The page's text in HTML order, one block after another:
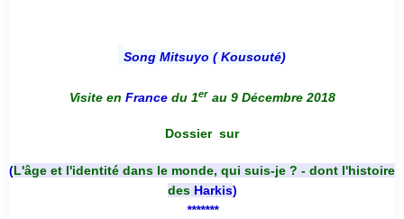
Song Mitsuyo ( Kousouté)
Visite en France du 1er au 9 Décembre 2018
Dossier sur
(L'âge et l'identité dans le monde, qui suis-je ? - dont l'histoire
des Harkis)
*******